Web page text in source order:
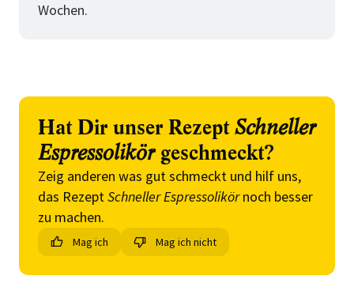
Wochen.
Hat Dir unser Rezept Schneller
Espressolikörgeschmeckt?
Zeig anderen was gut schmeckt und hilf uns,
das RezeptSchneller Espressolikörnoch besser
zu machen.
Mag ich Mag ich nicht